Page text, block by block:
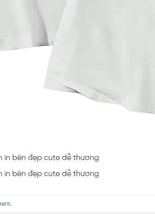
in bên đẹp cute dễ thương
in bên đẹp cute dễ thương
.